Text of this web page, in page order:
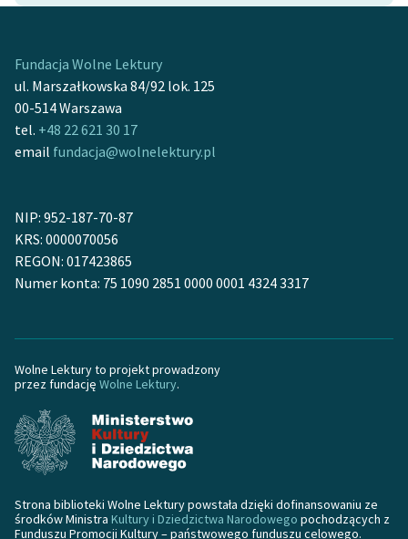
O projekcie
Zespół
Logotypy
Materiały promocyjne
Regulamin biblioteki
Dane fundacji i
sprawozdania finansowe
Regulamin darowizn
Informacja o treściach
Deklaracja dostępności
Fundacja Wolne Lektury
ul. Marszałkowska 84/92 lok. 125
00-514 Warszawa
tel. +48 22 621 30 17
email fundacja@wolnelektury.pl
NIP: 952-187-70-87
KRS: 0000070056
REGON: 017423865
Numer konta: 75 1090 2851 0000 0001 4324 3317
Wolne Lektury to projekt prowadzony
przez fundację Wolne Lektury.
Strona biblioteki Wolne Lektury powstała dzięki dofinansowaniu ze
środków Ministra Kultury i Dziedzictwa Narodowego pochodzących z
Funduszu Promocji Kultury – państwowego funduszu celowego.